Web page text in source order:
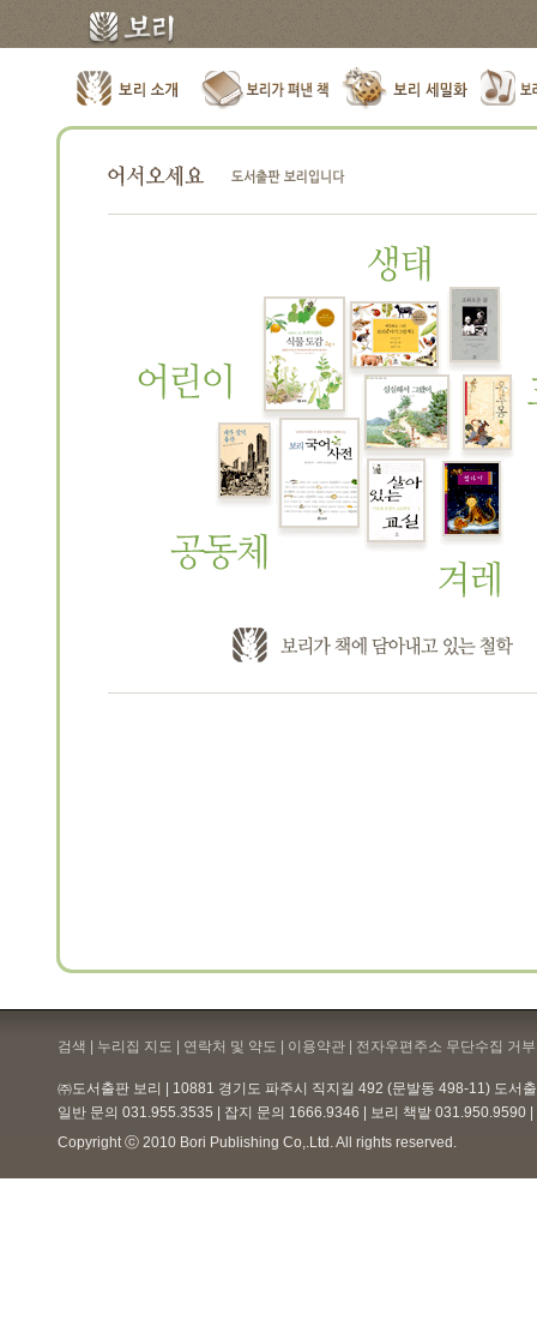
검색 | 누리집 지도 | 연락처 및 약도 | 이용약관 | 전자우편주소 무단수집 거
㈜도서출판 보리 | 10881 경기도 파주시 직지길 492 (문발동 498-11) 도서
일반 문의 031.955.3535 | 잡지 문의 1666.9346 | 보리 책밭 031.950.9590
Copyright ⓒ 2010 Bori Publishing Co,.Ltd. All rights reserved.